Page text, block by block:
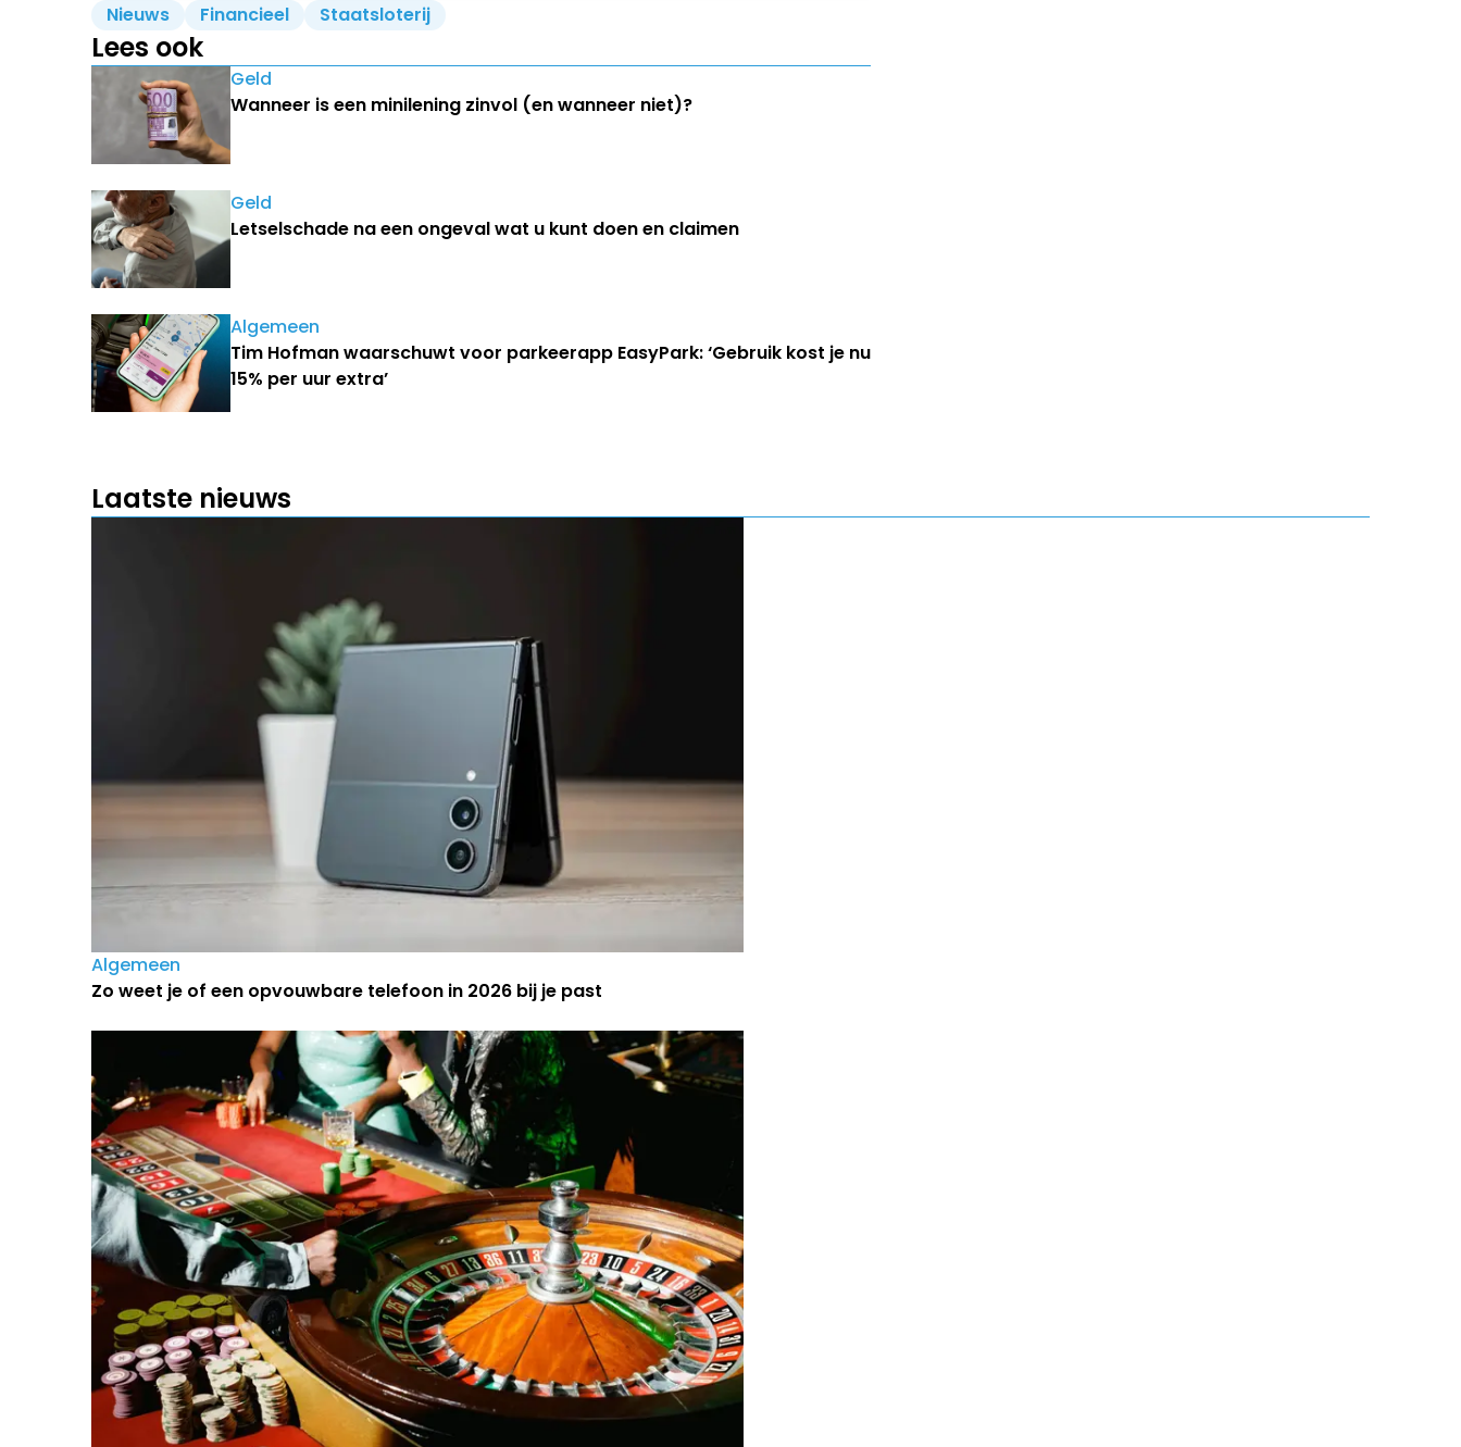
Nieuws Financieel Staatsloterij
Lees ook
Geld
Wanneer is een minilening zinvol (en wanneer niet)?
Geld
Letselschade na een ongeval wat u kunt doen en claimen
Algemeen
Tim Hofman waarschuwt voor parkeerapp EasyPark: ‘Gebruik kost je nu
15% per uur extra’
Laatste nieuws
Algemeen
Zo weet je of een opvouwbare telefoon in 2026 bij je past